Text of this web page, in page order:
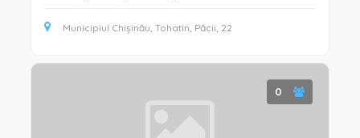
Municipiul Chișinău, Tohatin, Păcii, 22
0